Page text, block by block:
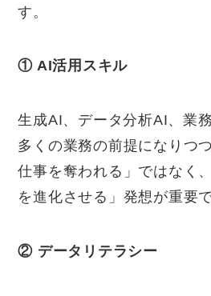
す。
① AI活用スキル
生成AI、データ分析AI、業
多くの業務の前提になりつ
仕事を奪われる」ではなく
を進化させる」発想が重要で
② データリテラシー